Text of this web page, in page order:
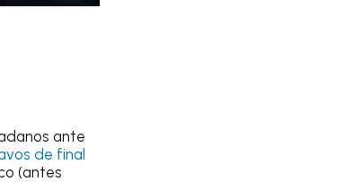
ante
de final
(antes